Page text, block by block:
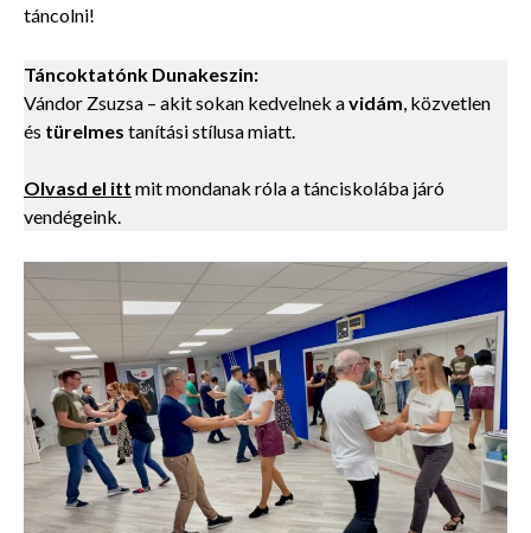
táncolni!
Táncoktatónk Dunakeszin:
Vándor Zsuzsa – akit sokan kedvelnek avidám, közvetlen
és türelmes tanítási stílusa miatt.
Olvasd el itt mit mondanak róla a tánciskolába járó
vendégeink.